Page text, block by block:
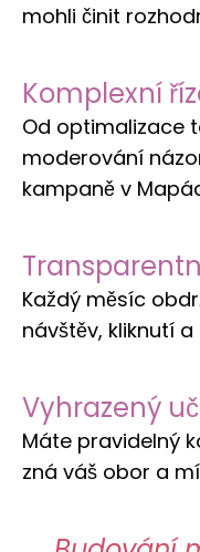
mohli činit
Komplexní
Od optimalizace
moderování
kampaně v
Každý měsíc
návštěv, kliknutí a
Vyhrazený
Máte pravidelný
zná váš obor a